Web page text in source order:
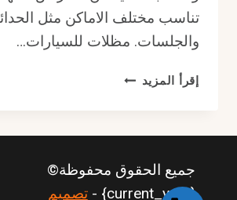
تناسب مختلف الاماكن مثل
والجلسات. مظلات للسيارات…
إقرأ المزيد مظلات
أو
:
خيار
جميع الحقوق محفوظة©
{current_year} -
تصميم